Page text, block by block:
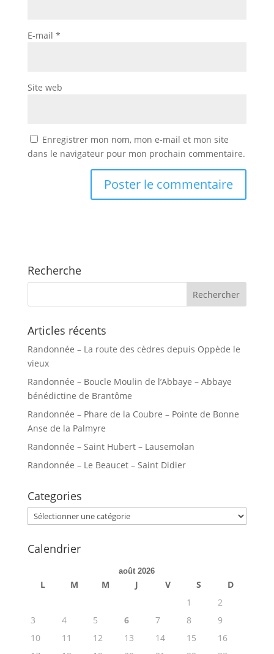
E-mail *
Site web
Enregistrer mon nom, mon e-mail et mon site
dans le navigateur pour mon prochain commentaire.
Recherche
Articles récents
Randonnée – La route des cèdres depuis Oppède le
vieux
Randonnée – Boucle Moulin de l’Abbaye – Abbaye
bénédictine de Brantôme
Randonnée – Phare de la Coubre – Pointe de Bonne
Anse de la Palmyre
Randonnée – Saint Hubert – Lausemolan
Randonnée – Le Beaucet – Saint Didier
Categories
Categories
Calendrier
août 2026
L M M J V S
D
1
2
3
4 5 6 7 8
9
10
11 12 13 14 15
16